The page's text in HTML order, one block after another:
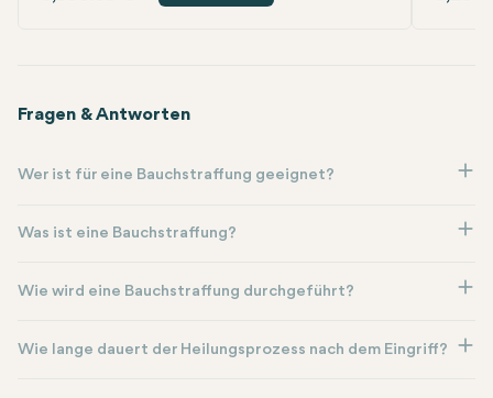
Fragen & Antworten
Wer ist für eine Bauchstraffung geeignet?
Was ist eine Bauchstraffung?
Wie wird eine Bauchstraffung durchgeführt?
Wie lange dauert der Heilungsprozess nach dem Eingriff?